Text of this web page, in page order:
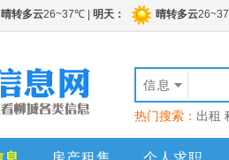
信息
热门搜索： 出租